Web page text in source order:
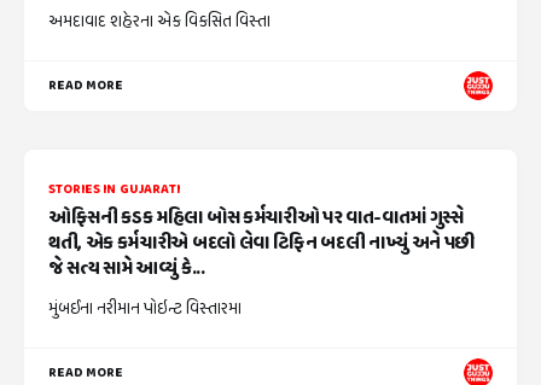
અમદાવાદ શહેરના એક વિકસિત વિસ્તા
READ MORE
STORIES IN GUJARATI
ઓફિસની કડક મહિલા બોસ કર્મચારીઓ પર વાત-વાતમાં ગુસ્સે
થતી, એક કર્મચારીએ બદલો લેવા ટિફિન બદલી નાખ્યું અને પછી
જે સત્ય સામે આવ્યું કે...
મુંબઈના નરીમાન પોઇન્ટ વિસ્તારમા
READ MORE